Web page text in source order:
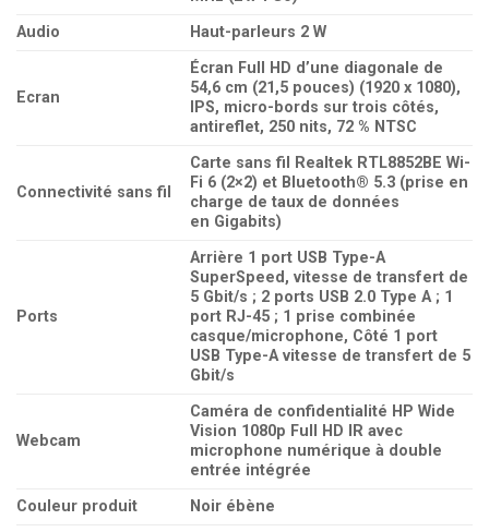
Audio
Haut-parleurs 2 W
Ecran
Écran Full HD d’une diagonale de
54,6 cm (21,5 pouces) (1920 x 1080),
IPS, micro-bords sur trois côtés,
antireflet, 250 nits, 72 % NTSC
Connectivité sans fil
Carte sans fil Realtek RTL8852BE Wi-
Fi 6 (2×2) et Bluetooth® 5.3 (prise en
charge de taux de données
en Gigabits)
Ports
Arrière 1 port USB Type-A
SuperSpeed, vitesse de transfert de
5 Gbit/s ; 2 ports USB 2.0 Type A ; 1
port RJ-45 ; 1 prise combinée
casque/microphone, Côté 1 port
USB Type-A vitesse de transfert de 5
Gbit/s
Webcam
Caméra de confidentialité HP Wide
Vision 1080p Full HD IR avec
microphone numérique à double
entrée intégrée
Couleur produit
Noir ébène